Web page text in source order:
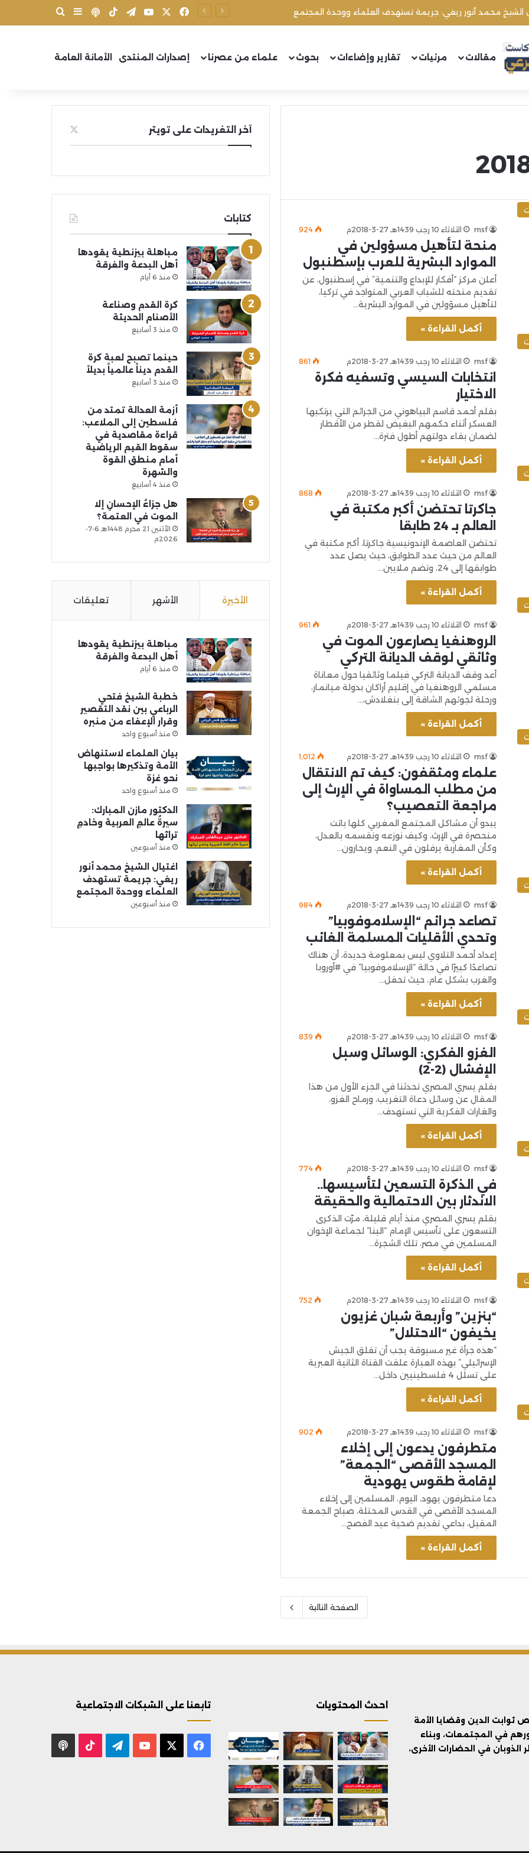
الشيخ محمد أنور ريغي: جريمة تستهدف العلماء ووحدة المجتمع فيسبوك يوتيوبتيلقرام‫TikTokبودكاستإضافة عمود
مقالات مرئيات تقارير وإضاءات بحوث علماء من عصرنا إصدارات المنتدى الأمانة العامة
msf الثلاثاء 10 رجب 1439هـ 27-3-2018م 924
منحة لتأهيل مسؤولين في
الموارد البشرية للعرب بإسطنبول
أعلن مركز “أفكار للإبداع والتنمية” في إسطنبول، عن
تقديم منحته للشباب العربي المتواجد في تركيا،
لتأهيل مسؤولين في الموارد البشرية…
أكمل القراءة »
msf الثلاثاء 10 رجب 1439هـ 27-3-2018م 861
انتخابات السيسي وتسفيه فكرة
الاختيار
بقلم أحمد قاسم البياهوني من الجرائم التي يرتكبها
العسكر أثناء حكمهم البغيض لقطر من الأقطار
لضمان بقاء دولتهم أطول فترة…
أكمل القراءة »
msf الثلاثاء 10 رجب 1439هـ 27-3-2018م 868
جاكرتا تحتضن أكبر مكتبة في
العالم بـ 24 طابقا
تحتضن العاصمة الإندونيسية جاكرتا، أكبر مكتبة في
العالم من حيث عدد الطوابق، حيث يصل عدد
طوابقها إلى 24، وتضم ملايين…
أكمل القراءة »
msf الثلاثاء 10 رجب 1439هـ 27-3-2018م 961
الروهنغيا يصارعون الموت في
وثائقي لوقف الديانة التركي
أعد وقف الديانة التركي فيلما وثائقيا حول معاناة
مسلمي الروهنغيا في إقليم أراكان بدولة ميانمار،
ورحلة لجوئهم الشاقة إلى بنغلادش،…
أكمل القراءة »
msf الثلاثاء 10 رجب 1439هـ 27-3-2018م 1٬012
علماء ومثقفون: كيف تم الانتقال
من مطلب المساواة في الإرث إلى
مراجعة التعصيب؟
يبدو أن مشاكل المجتمع المغربي كلها باتت
منحصرة في الإرث، وكيف نوزعه ونقسمه بالعدل،
وكأن المغاربة يرفلون في النعم، ويحارون…
أكمل القراءة »
msf الثلاثاء 10 رجب 1439هـ 27-3-2018م 984
تصاعد جرائم “الإسلاموفوبيا”
وتحدي الأقليات المسلمة الغائب
إعداد أحمد التلاوي ليس بمعلومة جديدة، أن هناك
تصاعدًا كبيرًا في حالة “الإسلاموفوبيا” في #أوروبا
والغرب بشكل عام، حيث تحفل…
أكمل القراءة »
msf الثلاثاء 10 رجب 1439هـ 27-3-2018م 839
الغزو الفكري: الوسائل وسبل
الإفشال (2-2)
بقلم يسري المصري تحدثنا في الجزء الأول من هذا
المقال عن وسائل دعاة التغريب، ورماح الغزو،
والغارات الفكرية التي تستهدف…
أكمل القراءة »
msf الثلاثاء 10 رجب 1439هـ 27-3-2018م 774
في الذكرة التسعين لتأسيسها..
الاندثار بين الاحتمالية والحقيقة
بقلم يسري المصري منذ أيام قليلة، مرّت الذكرى
التسعون على تأسيس الإمام “البنا” لجماعة الإخوان
المسلمين في مصر، تلك الشجرة…
أكمل القراءة »
msf الثلاثاء 10 رجب 1439هـ 27-3-2018م 752
“بنزين” وأربعة شبان غزيون
يخيفون “الاحتلال”
“هذه جرأة غير مسبوقة يجب أن تقلق الجيش
الإسرائيلي” بهذه العبارة علقت القناة الثانية العبرية
على تسلل 4 فلسطينيين داخل…
أكمل القراءة »
msf الثلاثاء 10 رجب 1439هـ 27-3-2018م 902
متطرفون يدعون إلى إخلاء
المسجد الأقصى “الجمعة”
لإقامة طقوس يهودية
دعا متطرفون يهود، اليوم، المسلمين إلى إخلاء
المسجد الأقصى في القدس المحتلة، صباح الجمعة
المقبل، بداعي تقديم ضحية عيد الفصح…
أكمل القراءة »
الصفحة التالية
آخر التغريدات على تويتر
كتابات
مباهلة بيزنطية يقودها
أهل البدعة والفرقة
منذ 6 أيام
كرة القدم وصناعة
الأصنام الحديثة
منذ 3 أسابيع
حينما تصبح لعبة كرة
القدم ديناً عالمياً بديلاً
منذ 3 أسابيع
أزمة العدالة تمتد من
فلسطين إلى الملاعب:
قراءة مقاصدية في
سقوط القيم الرياضية
أمام منطق القوة
والشهرة
منذ 4 أسابيع
هل جزاءُ الإحسانِ إلا
الموت في العتمة؟
الأثنين 21 محرم 1448هـ 6-7-
2026م
الأخيرة الأشهر تعليقات
مباهلة بيزنطية يقودها
أهل البدعة والفرقة
منذ 6 أيام
خطبة الشيخ فتحي
الرباعي بين نقد التقصير
وقرار الإعفاء من منبره
منذ أسبوع واحد
بيان العلماء لاستنهاض
الأمة وتذكيرها بواجبها
نحو غزة
منذ أسبوع واحد
الدكتور مازن المبارك:
سيرةُ عالمِ العربية وخادمِ
تراثها
منذ أسبوعين
اغتيال الشيخ محمد أنور
ريغي: جريمة تستهدف
العلماء ووحدة المجتمع
منذ أسبوعين
الدين وقضايا الأمة
في المجتمعات، وبناء
في الحضارات الأخرى،
احدث المحتويات تابعنا على الشبكات الاجتماعية
فيسبوك يوتيوب تيلقرام ‫TikTok